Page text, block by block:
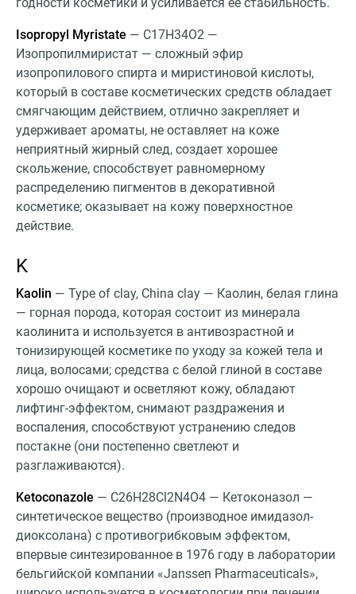
Isopropyl Myristate — C17H34O2 —
Изопропилмиристат — сложный эфир
изопропилового спирта и миристиновой кислоты,
который в составе косметических средств обладает
смягчающим действием, отлично закрепляет и
удерживает ароматы, не оставляет на коже
неприятный жирный след, создает хорошее
скольжение, способствует равномерному
распределению пигментов в декоративной
косметике; оказывает на кожу поверхностное
действие.
K
Kaolin — Type of clay, China clay — Каолин, белая глина
— горная порода, которая состоит из минерала
каолинита и используется в антивозрастной и
тонизирующей косметике по уходу за кожей тела и
лица, волосами; средства с белой глиной в составе
хорошо очищают и осветляют кожу, обладают
лифтинг-эффектом, снимают раздражения и
воспаления, способствуют устранению следов
постакне (они постепенно светлеют и
разглаживаются).
Ketoconazole — C26H28Cl2N4O4 — Кетоконазол —
синтетическое вещество (производное имидазол-
диоксолана) с противогрибковым эффектом,
впервые синтезированное в 1976 году в лаборатории
бельгийской компании «Janssen Pharmaceuticals»,